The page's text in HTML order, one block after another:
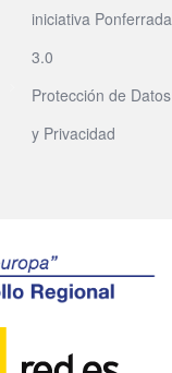
iniciativa Ponferrada
3.0
Protección de Datos
y Privacidad